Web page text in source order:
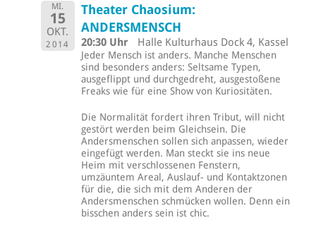
MI.
15
OKT.
2014
Theater Chaosium:
ANDERSMENSCH
20:30 Uhr Halle Kulturhaus Dock 4, Kassel
Jeder Mensch ist anders. Manche Menschen
sind besonders anders: Seltsame Typen,
ausgeflippt und durchgedreht, ausgestoßene
Freaks wie für eine Show von Kuriositäten.
Die Normalität fordert ihren Tribut, will nicht
gestört werden beim Gleichsein. Die
Andersmenschen sollen sich anpassen, wieder
eingefügt werden. Man steckt sie ins neue
Heim mit verschlossenen Fenstern,
umzäuntem Areal, Auslauf- und Kontaktzonen
für die, die sich mit dem Anderen der
Andersmenschen schmücken wollen. Denn ein
bisschen anders sein ist chic.